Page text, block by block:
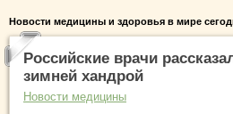
Новости медицины и здоровья в мире
Российские врачи
зимней хандрой
Новости медицины